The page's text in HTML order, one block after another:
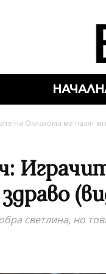
на Оклахома ме пазят
светлина, но